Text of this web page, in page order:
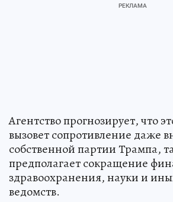
Агентство прогнозирует, что
вызовет сопротивление даже
собственной партии Трампа,
предполагает сокращение
здравоохранения, науки и
ведомств.